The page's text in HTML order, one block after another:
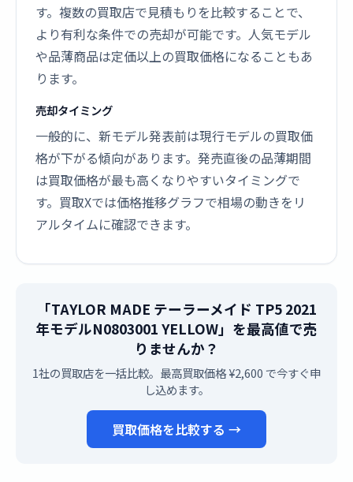
す。複数の買取店で見積もりを比較することで、
より有利な条件での売却が可能です。人気モデル
や品薄商品は定価以上の買取価格になることもあ
ります。
売却タイミング
一般的に、新モデル発表前は現行モデルの買取価
格が下がる傾向があります。発売直後の品薄期間
は買取価格が最も高くなりやすいタイミングで
す。買取Xでは価格推移グラフで相場の動きをリ
アルタイムに確認できます。
「TAYLOR MADE テーラーメイド TP5 2021
年モデルN0803001 YELLOW」を最高値で売
りませんか？
1社の買取店を一括比較。最高買取価格 ¥2,600 で今すぐ申
し込めます。
買取価格を比較する →